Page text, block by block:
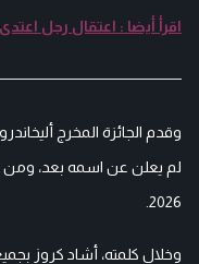
اقرأ أيضا : اعتقال رجل
وقدم الجائزة المخرج
لم يعلن عن اسمه بعد، ومن
2026.
وخلال كلمته، أشاد كروز